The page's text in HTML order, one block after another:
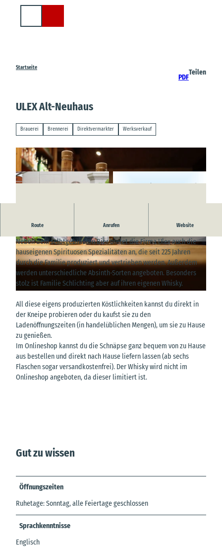
Startseite
PDF
Teilen
ULEX Alt-Neuhaus
Brauerei Brennerei Direktvermarkter Werksverkauf
© Kirk Dahmke, Dahmke Photographie |
CC-BY
© G.F.Ulex Nachfolger & Photographie by LUU
|
Route Anrufen Website
Willkommen bei Ulex
Neben dem selbtgebrauten Bier bietet die Firma Ulex auch die
hauseigenen Spirituosen Spezialitäten an, die seit 225 Jahren
durch die Familie produziert und vertrieben werden. Außerdem
werden unterschiedliche Absinth-Sorten angeboten. Besonders
stolz ist Familie Schlichting aber auf ihren eigenen Whisky.
All diese eigens produzierten Köstlichkeiten kannst du direkt in
der Kneipe probieren oder du kaufst sie zu den
Ladenöffnungszeiten (in handelüblichen Mengen), um sie zu Hause
zu genießen.
Im Onlineshop kannst du die Schnäpse ganz bequem von zu Hause
aus bestellen und direkt nach Hause liefern lassen (ab sechs
Flaschen sogar versandkostenfrei). Der Whisky wird nicht im
Onlineshop angeboten, da dieser limitiert ist.
Gut zu wissen
Öffnungszeiten
Ruhetage: Sonntag, alle Feiertage geschlossen
Sprachkenntnisse
Englisch